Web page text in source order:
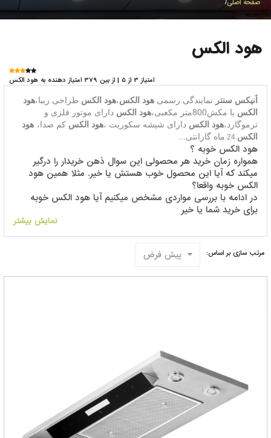
صفحه اصلی
هود الکس
امتیاز 3 از 5 | از بین 379 امتیاز دهنده به هود الکس
اُنیکس سنتر نمایندگی رسمی هود الکس،هود الکس طراحی زیبا،هود
الکس با مکش800متر مکعبی، هود الکس دارای موتور فلزی و
ترموگارد،هود الکس دارای شیشه سکوریت ،هود الکس کم صدا، هود
الکس 24 ماه گارانتی
هود الکس خوبه ؟
همواره زمان خرید هر محصولی این سوال ذهن خریدار را درگیر
میکند که آیا این محصول خوب هستش یا خیر. مثلا همین هود
الکس خوبه واقعا؟
در ادامه با بررسی مواردی مشخص میکنیم آیا هود الکس خوبه
برای خرید شما یا خیر
با توجه به اینکه خوب بودن یک محصول از دید هر خریدار متفاوت
است ، مثلا برای برخی قیمت هود الکس ملاک خوب بودن هود
برای برخی دیگر میزان کیفیت هود الکس ملاک خوب بودن هود
برای اطمینان از این که هود الکس خوبه حتما با ما در تماس باشید
نمایش بیشتر
مرتب سازی بر اساس: پیش فرض